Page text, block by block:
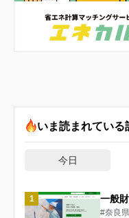
いま読まれている
今日
1 一般
#奈良県